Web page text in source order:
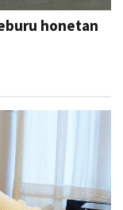
honetan